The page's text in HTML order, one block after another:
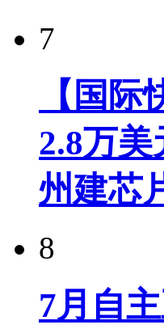
7
【国
2.8万
州建芯
8
7月自